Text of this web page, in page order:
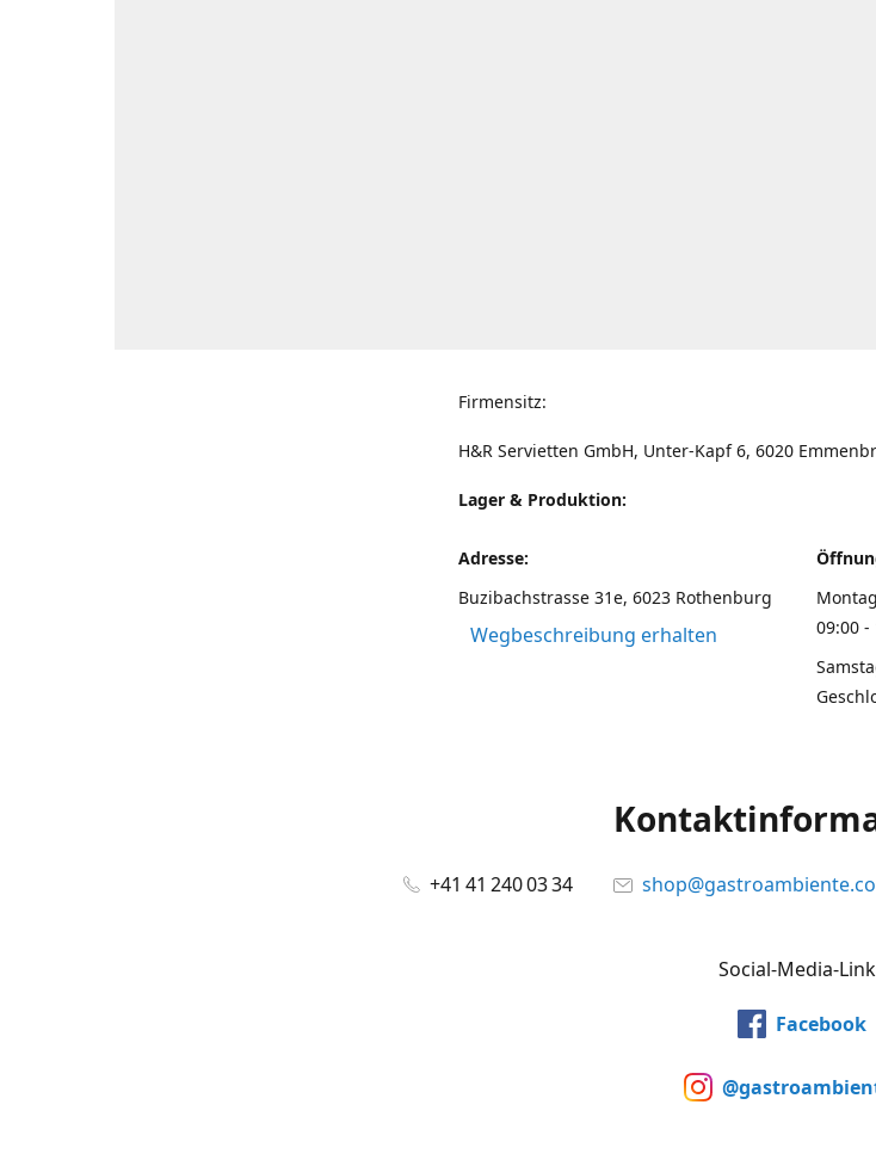
Firmensitz:
H&R Servietten GmbH, Unter-Kapf 6, 6020
Lager & Produktion:
Adresse:
Buzibachstrasse 31e, 6023 Rothenburg
Wegbeschreibung erhalten
09:00 -
+41 41 240 03 34
Social-Media-
Facebook